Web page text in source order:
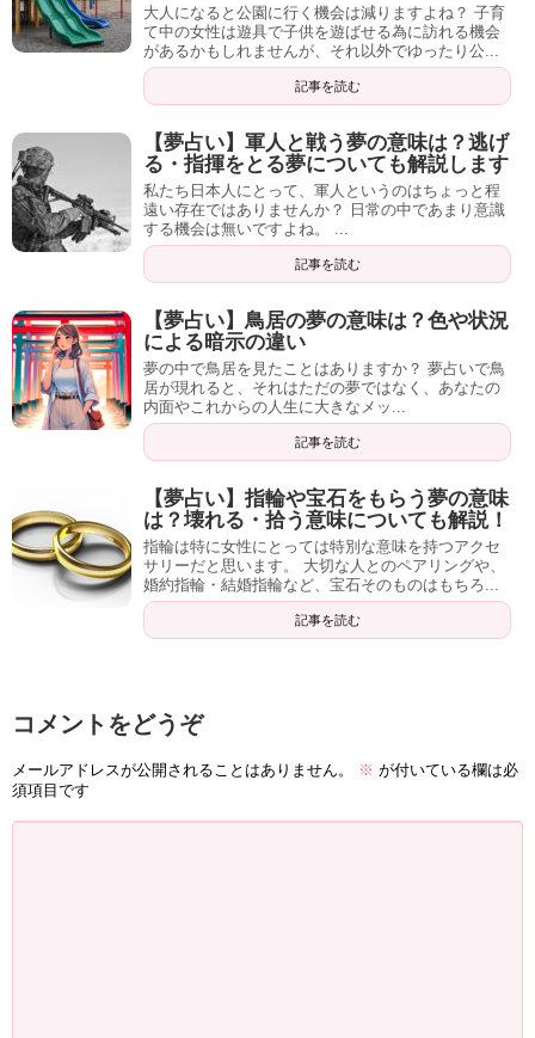
大人になると公園に行く機会は減りますよね？ 子育
て中の女性は遊具で子供を遊ばせる為に訪れる機会
があるかもしれませんが、それ以外でゆったり公...
記事を読む
【夢占い】軍人と戦う夢の意味は？逃げ
る・指揮をとる夢についても解説します
私たち日本人にとって、軍人というのはちょっと程
遠い存在ではありませんか？ 日常の中であまり意識
する機会は無いですよね。 ...
記事を読む
【夢占い】鳥居の夢の意味は？色や状況
による暗示の違い
夢の中で鳥居を見たことはありますか？ 夢占いで鳥
居が現れると、それはただの夢ではなく、あなたの
内面やこれからの人生に大きなメッ...
記事を読む
【夢占い】指輪や宝石をもらう夢の意味
は？壊れる・拾う意味についても解説！
指輪は特に女性にとっては特別な意味を持つアクセ
サリーだと思います。 大切な人とのペアリングや、
婚約指輪・結婚指輪など、宝石そのものはもちろ...
記事を読む
コメントをどうぞ
メールアドレスが公開されることはありません。 ※ が付いている欄は必
須項目です